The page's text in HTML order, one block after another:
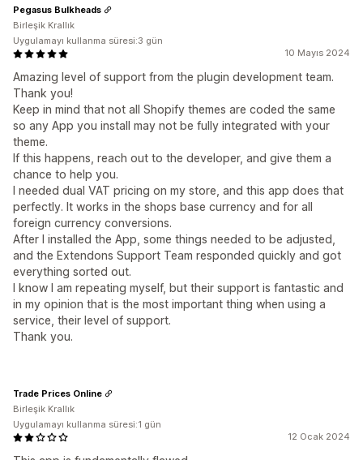
10 Mayıs 2024
Amazing level of support from the plugin development team.
Thank you!
Keep in mind that not all Shopify themes are coded the same
so any App you install may not be fully integrated with your
theme.
If this happens, reach out to the developer, and give them a
chance to help you.
I needed dual VAT pricing on my store, and this app does that
perfectly. It works in the shops base currency and for all
foreign currency conversions.
After I installed the App, some things needed to be adjusted,
and the Extendons Support Team responded quickly and got
everything sorted out.
I know I am repeating myself, but their support is fantastic and
in my opinion that is the most important thing when using a
service, their level of support.
Thank you.
Pegasus Bulkheads
Birleşik Krallık
Uygulamayı kullanma süresi:3 gün
12 Ocak 2024
Trade Prices Online
Birleşik Krallık
Uygulamayı kullanma süresi:1 gün